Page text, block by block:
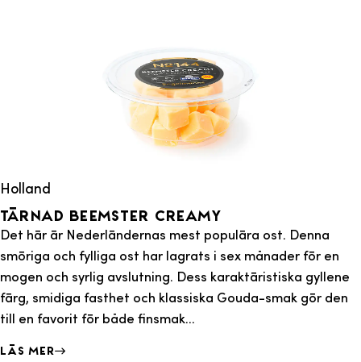
Holland
Tärnad Beemster Creamy
Det här är Nederländernas mest populära ost. Denna
smöriga och fylliga ost har lagrats i sex månader för en
mogen och syrlig avslutning. Dess karaktäristiska gyllene
färg, smidiga fasthet och klassiska Gouda-smak gör den
till en favorit för både finsmak...
Läs mer